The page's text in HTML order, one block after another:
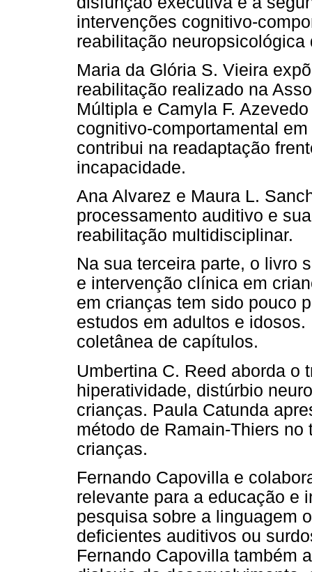
intervenções cognitivo-
reabilitação
Maria da Glória S. Vieira
reabilitação realizado na
Múltipla e Camyla F.
cognitivo-comportamental
contribui na readaptação
incapacidade.
Ana Alvarez e Maura L.
processamento auditivo e
reabilitação multidisciplinar.
Na sua terceira parte, o livro
e intervenção clínica em
em crianças tem sido pouco
estudos em adultos e
coletânea de capítulos.
Umbertina C. Reed aborda o
hiperatividade, distúrbio
crianças. Paula Catunda
método de Ramain-Thiers
crianças.
Fernando Capovilla e
relevante para a educação e
pesquisa sobre a linguagem
deficientes auditivos ou
Fernando Capovilla também